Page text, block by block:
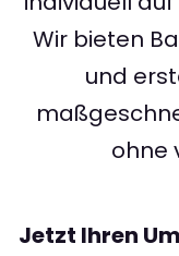
Wir bieten
und
ohne
Jetzt Ihren